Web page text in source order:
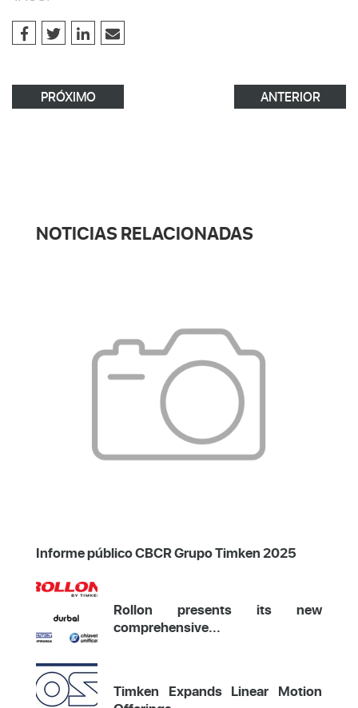
PRÓXIMO ANTERIOR
NOTICIAS RELACIONADAS
Informe público CBCR Grupo Timken 2025
Rollon presents its new
comprehensive...
Timken Expands Linear Motion